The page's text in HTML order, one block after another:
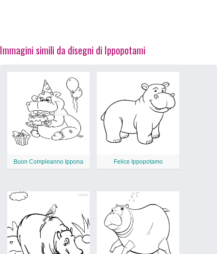
Immagini simili da disegni di Ippopotami
Buon Compleanno Ippona Felice Ippopotamo